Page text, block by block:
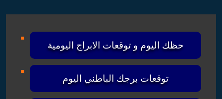
حظك اليوم و توقعات الابراج اليومية
توقعات برجك الباطني اليوم